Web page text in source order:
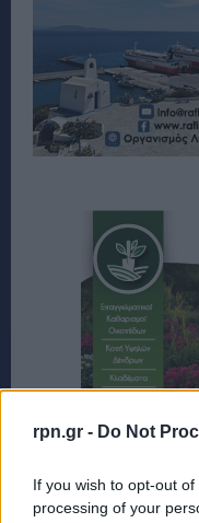
rpn.gr - Do Not
If you wish to opt-out
processing of your